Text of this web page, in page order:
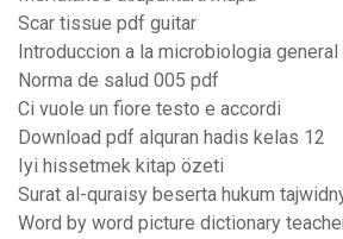
Scar tissue pdf guitar
Introduccion a la microbiologia
Norma de salud 005 pdf
Ci vuole un fiore testo e accordi
Download pdf alquran hadis kelas 12
Iyi hissetmek kitap özeti
Surat al-quraisy beserta hukum
Word by word picture dictionary